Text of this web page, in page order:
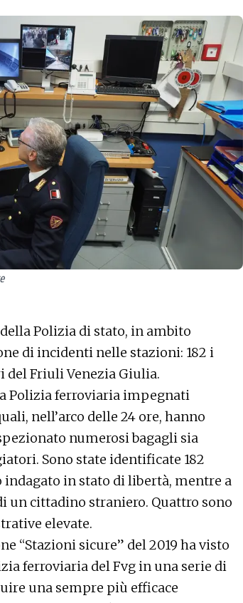
Polizia di stato, in ambito
di incidenti nelle stazioni: 182 i
Friuli Venezia Giulia.
Polizia ferroviaria impegnati
nell’arco delle 24 ore, hanno
numerosi bagagli sia
Sono state identificate 182
indagato in stato di libertà, mentre a
un cittadino straniero. Quattro sono
elevate.
“Stazioni sicure” del 2019 ha visto
ferroviaria del Fvg in una serie di
una sempre più efficace